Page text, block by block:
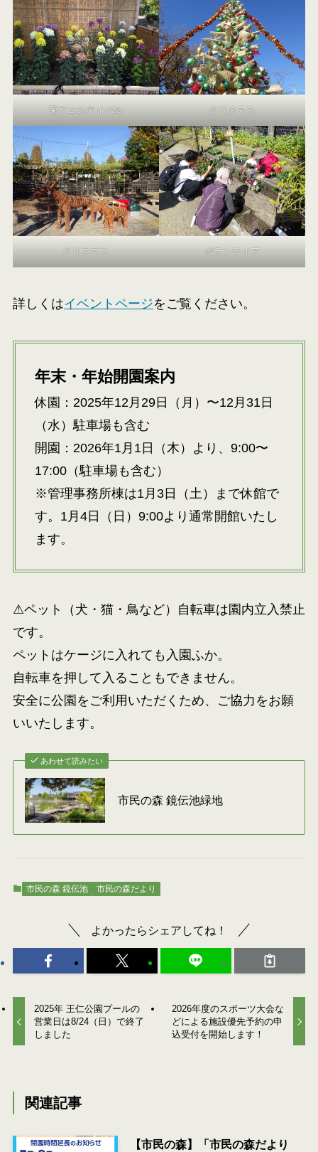
菊フェスティバル クリスマス
クリスマス ボランティア
詳しくはイベントページをご覧ください。
年末・年始開園案内
休園：2025年12月29日（月）〜12月31日
（水）駐車場も含む
開園：2026年1月1日（木）より、9:00〜
17:00（駐車場も含む）
※管理事務所棟は1月3日（土）まで休館で
す。1月4日（日）9:00より通常開館いたし
ます。
⚠ペット（犬・猫・鳥など）自転車は園内立入禁止
です。
ペットはケージに入れても入園ふか。
自転車を押して入ることもできません。
安全に公園をご利用いただくため、ご協力をお願
いいたします。
あわせて読みたい
市民の森 鏡伝池緑地
市民の森 鏡伝池 市民の森だより
よかったらシェアしてね！
2025年 王仁公園プールの
営業日は8/24（日）で終了
しました
2026年度のスポーツ大会な
どによる施設優先予約の申
込受付を開始します！
関連記事
【市民の森】「市民の森だより